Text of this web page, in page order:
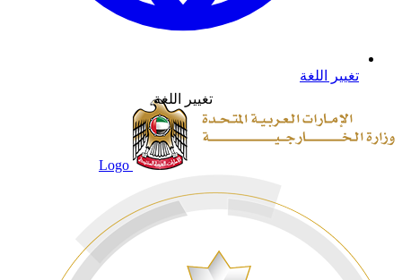
تغيير اللغة
تغيير اللغة
Logo